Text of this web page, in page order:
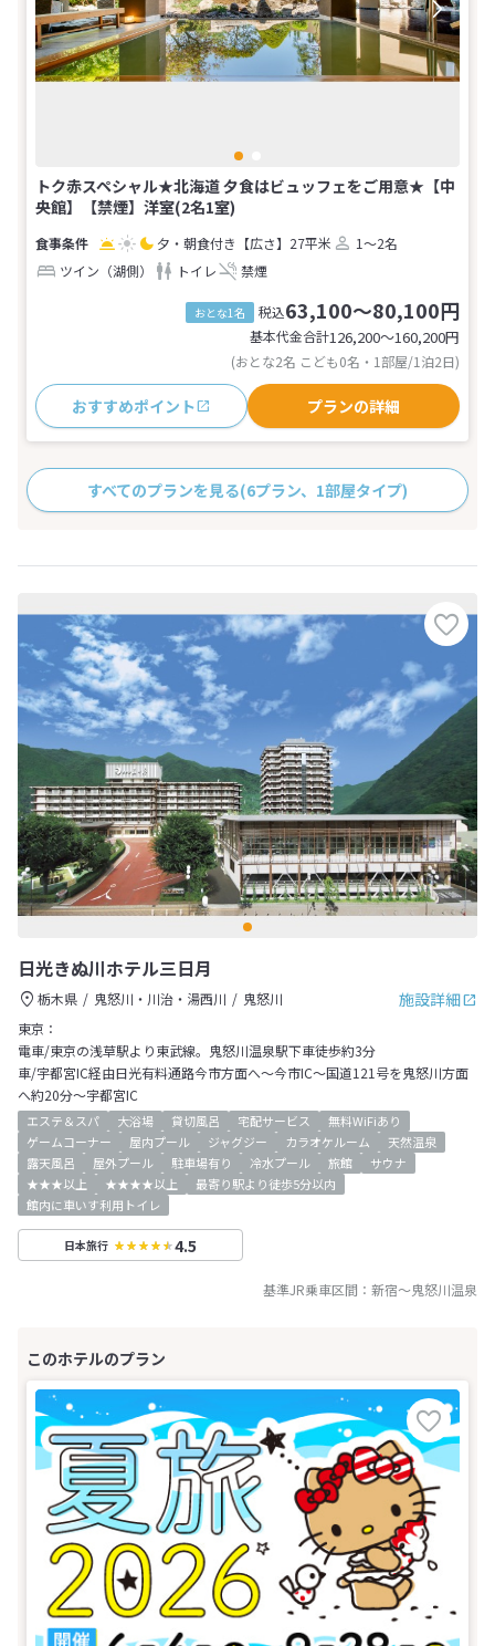
トク赤スペシャル★北海道 夕食はビュッフェをご用意★【中
央館】【禁煙】洋室(2名1室)
夕・朝食付き 【広さ】27平米
1～2名
ツイン（湖側）
トイレ 禁煙
おとな1名 税込63,100～80,100円
基本代金合計126,200〜160,200円
(おとな2名 こども0名・1部屋/1泊2日)
おすすめポイント プランの詳細
すべてのプランを見る(6プラン、1部屋タイプ)
日光きぬ川ホテル三日月
施設詳細
栃木県 鬼怒川・川治・湯西川
鬼怒川
東京：
電車/東京の浅草駅より東武線。鬼怒川温泉駅下車徒歩約3分
車/宇都宮IC経由日光有料通路今市方面へ～今市IC～国道121号を鬼怒川方面
へ約20分～宇都宮IC
エステ＆スパ 大浴場 貸切風呂 宅配サービス
無料WiFiあり
ゲームコーナー
屋内プール ジャグジー カラオケルーム
天然温泉
露天風呂
屋外プール 駐車場有り 冷水プール 旅館
サウナ
★★★以上
★★★★以上
最寄り駅より徒歩5分以内
館内に車いす利用トイレ
日本旅行 4.5
基準JR乗車区間： 新宿～鬼怒川温泉